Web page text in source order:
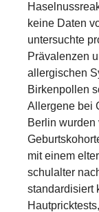
keine Daten
untersuchte
Prävalenzen
allergischen
Birkenpollen
Allergene bei
Berlin
mit einem
schulalter
standardisiert